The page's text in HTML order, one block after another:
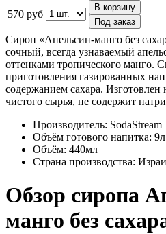
570 руб
В корзину
Под заказ
Сироп «Апельсин-манго без
сочный, всегда узнаваемый
оттенками тропического манго.
приготовления газированных
содержанием сахара. Изготовлен
чистого сырья, не содержит
Производитель: SodaStream
Объём готового напитка: 9л
Объём: 440мл
Страна производства:
Обзор сиропа
манго без